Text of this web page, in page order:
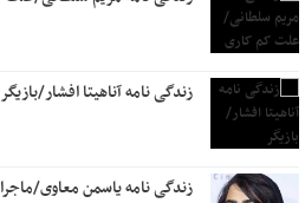
زندگی نامه آناهیتا افشار/بازیگر
زندگی نامه یاسمن معاوی/